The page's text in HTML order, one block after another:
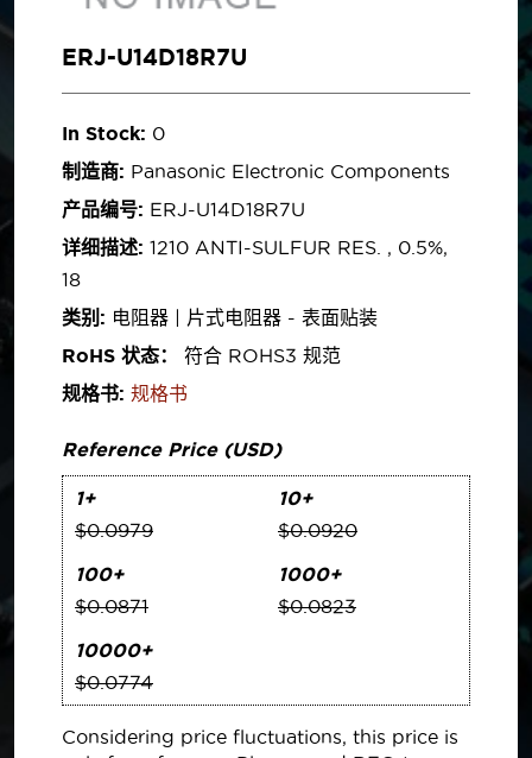
ERJ-U14D18R7U
In Stock: 0
制造商: Panasonic Electronic Components
产品编号: ERJ-U14D18R7U
详细描述: 1210 ANTI-SULFUR RES. , 0.5%,
18
类别: 电阻器 | 片式电阻器 - 表面贴装
RoHS 状态：
符合 ROHS3 规范
规格书: 规格书
Reference Price (USD)
1+
$0.0979
10+
$0.0920
100+
$0.0871
1000+
$0.0823
10000+
$0.0774
Considering price fluctuations, this price is